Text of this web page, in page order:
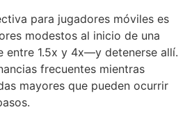
para jugadores móviles es
modestos al inicio de una
entre 1.5x y 4x—y detenerse allí.
frecuentes mientras
mayores que pueden ocurrir